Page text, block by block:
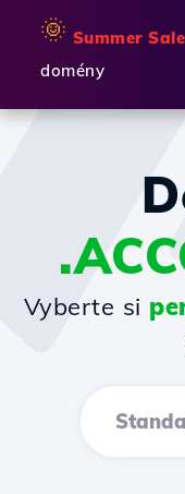
🌞 Summer Sale
domény
Vyberte si